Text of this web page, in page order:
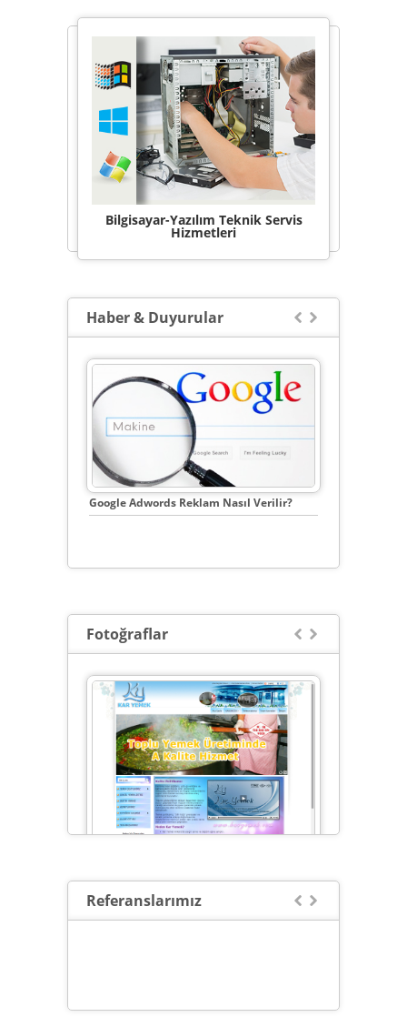
Bilgisayar-Yazılım Teknik Servis
Hizmetleri
Haber & Duyurular 

Google Adwords Reklam Nasıl Verilir?
Fotoğraflar 

Referanslarımız 
